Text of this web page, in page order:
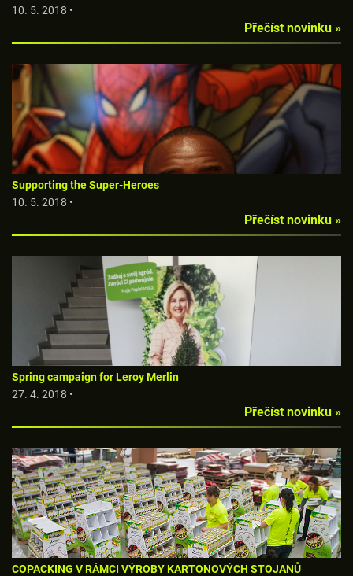
10. 5. 2018 •
Přečíst novinku »
Supporting the Super-Heroes
10. 5. 2018 •
Přečíst novinku »
Spring campaign for Leroy Merlin
27. 4. 2018 •
Přečíst novinku »
COPACKING V RÁMCI VÝROBY KARTONOVÝCH STOJANŮ